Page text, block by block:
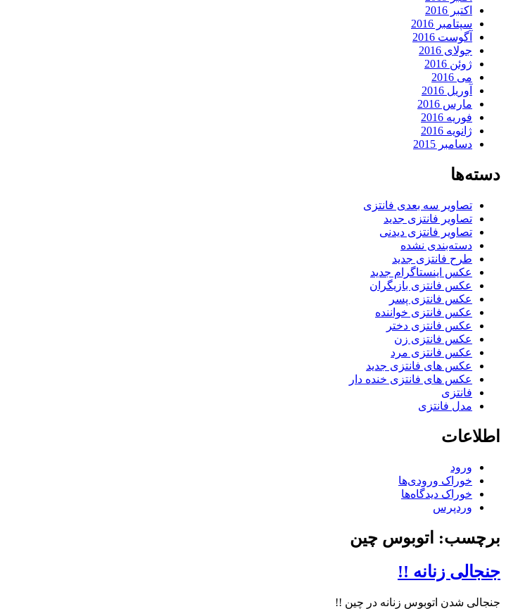
اکتبر 2016
سپتامبر 2016
آگوست 2016
جولای 2016
ژوئن 2016
می 2016
آوریل 2016
مارس 2016
فوریه 2016
ژانویه 2016
دسامبر 2015
دسته‌ها
تصاویر سه بعدی فانتزی
تصاویر فانتزی جدید
تصاویر فانتزی دیدنی
دسته‌بندی نشده
طرح فانتزی جدید
عکس اینستاگرام جدید
عکس فانتزی بازیگران
عکس فانتزی پسر
عکس فانتزی خواننده
عکس فانتزی دختر
عکس فانتزی زن
عکس فانتزی مرد
عکس های فانتزی جدید
عکس های فانتزی خنده دار
فانتزی
مدل فانتزی
اطلاعات
ورود
خوراک ورودی‌ها
خوراک دیدگاه‌ها
وردپرس
برچسب: اتوبوس‌ چین
جنجالی زنانه !!
جنجالی شدن اتوبوس‌ زنانه در چین !!